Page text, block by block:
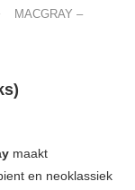
MACGRAY –
maakt
en neoklassiek